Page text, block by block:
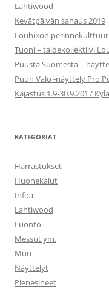
Lahtiwood
Kevätpäivän sahaus 2019
Louhikon
Tuoni – taidekollektiivi
Puusta Suomesta –
Puun Valo -näyttely Pro
Kajastus 1.9-30.9.2017
KATEGORIAT
Harrastukset
Huonekalut
Infoa
Lahtiwood
Luonto
Messut ym.
Muu
Näyttelyt
Pienesineet